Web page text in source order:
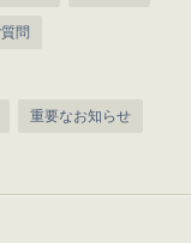
問
重要なお知らせ